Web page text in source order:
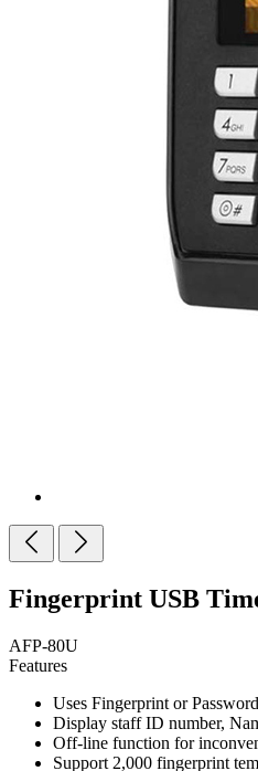
Fingerprint USB
AFP-80U
Features
Uses Fingerprint or
Display staff ID number,
Off-line function for
Support 2,000 fingerprint